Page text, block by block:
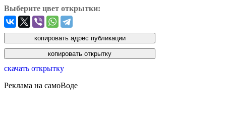
Выберите цвет открытки:
скачать открытку
Реклама на самоВоде